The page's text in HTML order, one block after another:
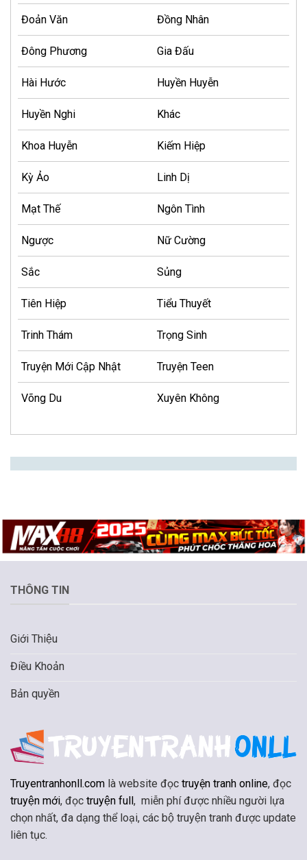
Đoản Văn Đồng Nhân
Đông Phương Gia Đấu
Hài Hước Huyền Huyễn
Huyền Nghi Khác
Khoa Huyễn Kiếm Hiệp
Kỳ Ảo Linh Dị
Mạt Thế Ngôn Tình
Ngược Nữ Cường
Sắc Sủng
Tiên Hiệp Tiểu Thuyết
Trinh Thám Trọng Sinh
Truyện Mới Cập Nhật Truyện Teen
Võng Du Xuyên Không
THÔNG TIN
Giới Thiệu
Điều Khoản
Bản quyền
Truyentranhonll.com là website đọc truyện tranh online, đọc
truyện mới, đọc truyện full , miễn phí được nhiều người lựa
chọn nhất, đa dạng thể loại, các bộ truyện tranh được update
liên tục.